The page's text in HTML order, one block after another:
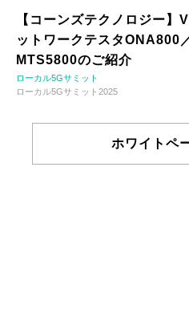
【コーンズテクノロジー
ットワークテスタONA800
MTS5800のご紹介
ローカル5Gサミット
ローカル5Gサミット2025
ホワイトペ